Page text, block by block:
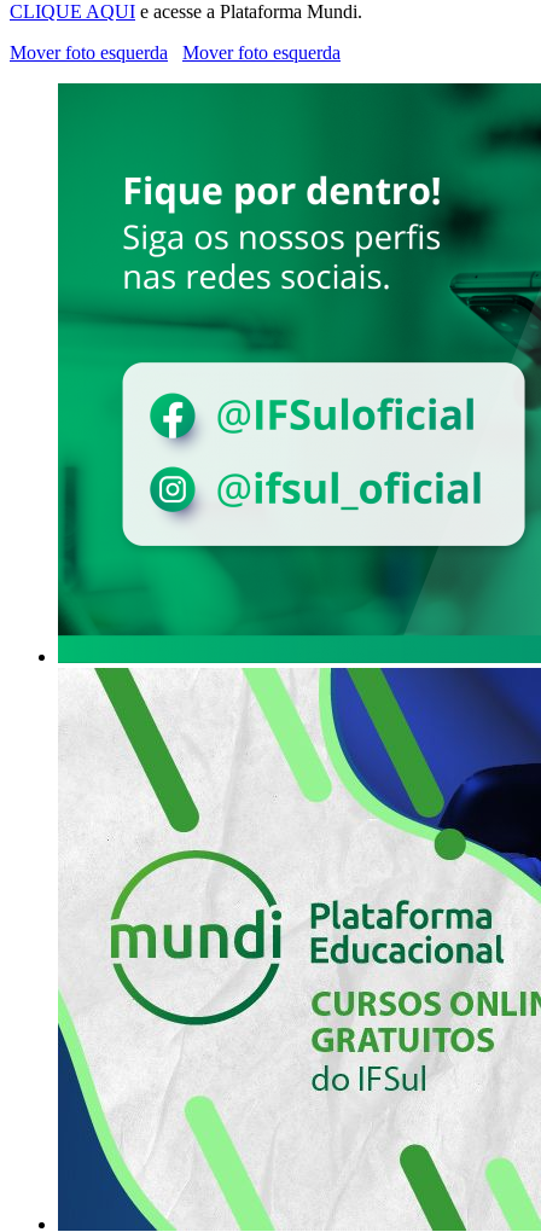
CLIQUE AQUI e acesse a Plataforma Mundi.
Mover foto esquerda
Mover foto esquerda